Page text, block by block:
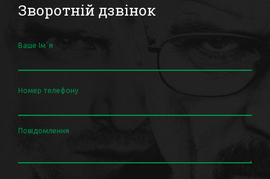
Зворотній дзвінок
Ваше Ім`я
Номер телефону
Повідомлення